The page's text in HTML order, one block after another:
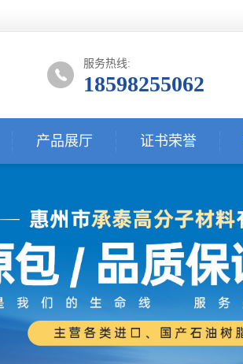
服务热线:
18598255062
产品展厅 证书荣誉